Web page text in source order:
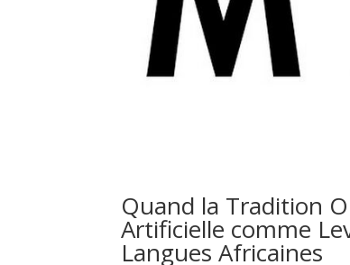
Quand la Tradition
Artificielle comme
Langues Africaines